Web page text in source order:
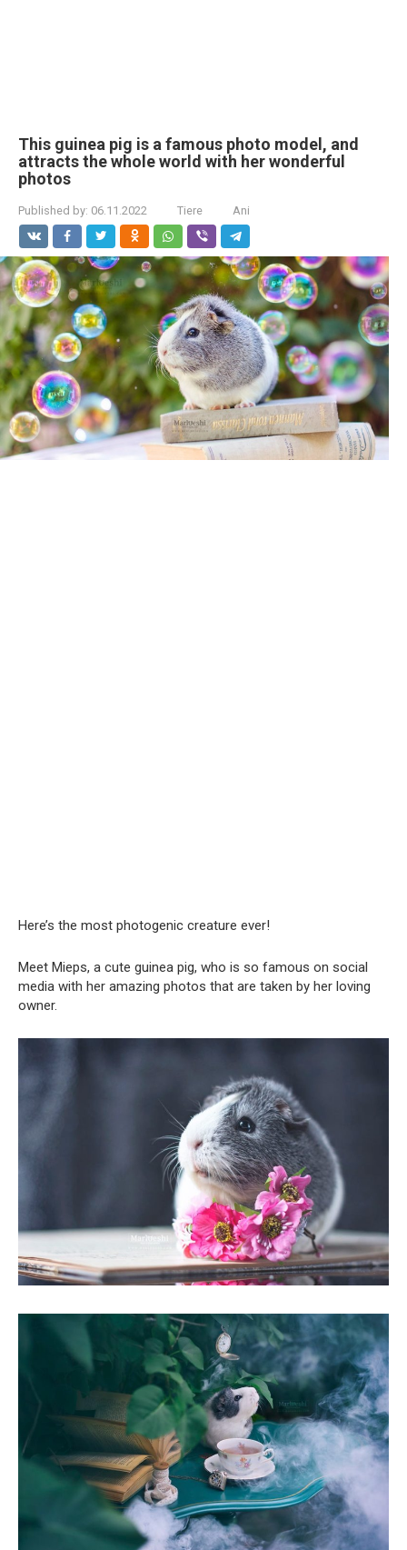
This guinea pig is a famous photo model, and
attracts the whole world with her wonderful
photos
Published by: 06.11.2022 Tiere Ani
Here’s the most photogenic creature ever!
Meet Mieps, a cute guinea pig, who is so famous on social
media with her amazing photos that are taken by her loving
owner.